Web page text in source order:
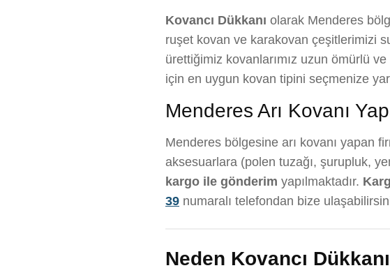
Kovancı Dükkanı olarak Menderes
ruşet kovan ve karakovan çeşitlerimizi
ürettiğimiz kovanlarımız uzun ömürlü
için en uygun kovan tipini seçmenize
Menderes Arı Kovanı
Menderes bölgesine arı kovanı yapan
aksesuarlara (polen tuzağı, şurupluk,
kargo ile gönderim yapılmaktadır.
39 numaralı telefondan bize
Neden Kovancı